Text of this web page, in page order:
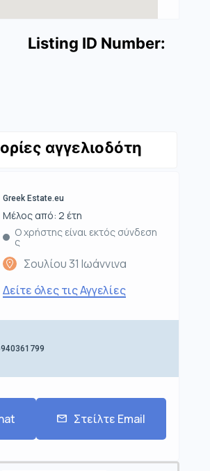
Listing ID Number:
αγγελιοδότη
Greek Estate.eu
Μέλος από: 2 έτη
Ο χρήστης είναι εκτός σύνδεση
ς
Σουλίου 31 Ιωάννινα
Δείτε όλες τις Αγγελίες
Στείλτε Email